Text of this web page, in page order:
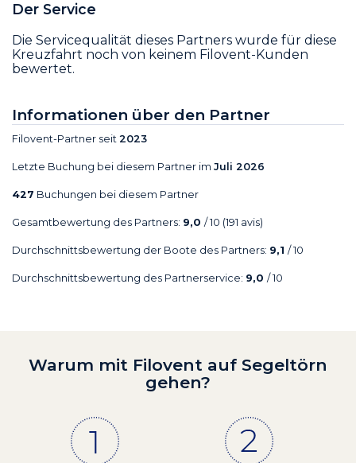
Der Service
Die Servicequalität dieses Partners wurde für diese
Kreuzfahrt noch von keinem Filovent-Kunden
bewertet.
Informationen über den Partner
Filovent-Partner seit 2023
Letzte Buchung bei diesem Partner im Juli 2026
427 Buchungen bei diesem Partner
Gesamtbewertung des Partners: 9,0 / 10 (191 avis)
Durchschnittsbewertung der Boote des Partners: 9,1 / 10
Durchschnittsbewertung des Partnerservice: 9,0 / 10
Warum mit Filovent auf Segeltörn
gehen?